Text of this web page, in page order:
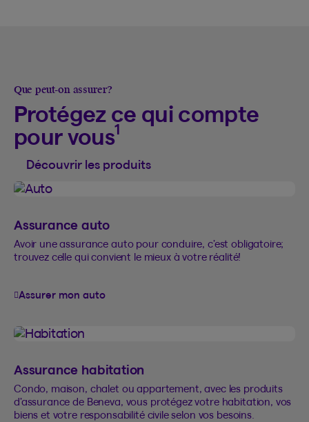
Que peut-on assurer?
Protégez ce qui compte
pour vous1
Découvrir les produits
Assurance auto
Avoir une assurance auto pour conduire, c’est obligatoire;
trouvez celle qui convient le mieux à votre réalité!
Assurer mon auto
Assurance habitation
Condo, maison, chalet ou appartement, avec les produits
d’assurance de Beneva, vous protégez votre habitation, vos
biens et votre responsabilité civile selon vos besoins.